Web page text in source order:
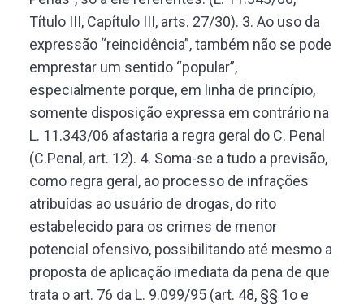
Título III, Capítulo III, arts. 27/30). 3. Ao uso da
expressão “reincidência”, também não se pode
emprestar um sentido “popular”,
especialmente porque, em linha de princípio,
somente disposição expressa em contrário na
L. 11.343/06 afastaria a regra geral do C. Penal
(C.Penal, art. 12). 4. Soma-se a tudo a previsão,
como regra geral, ao processo de infrações
atribuídas ao usuário de drogas, do rito
estabelecido para os crimes de menor
potencial ofensivo, possibilitando até mesmo a
proposta de aplicação imediata da pena de que
trata o art. 76 da L. 9.099/95 (art. 48, §§ 1o e